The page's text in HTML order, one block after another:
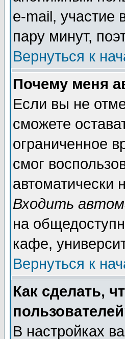
e-mail, участие
пару минут,
Вернуться к
Почему меня
Если вы не
сможете
ограниченное
смог
автоматически
Входить
на
кафе,
Вернуться к
Как сделать,
В настройках